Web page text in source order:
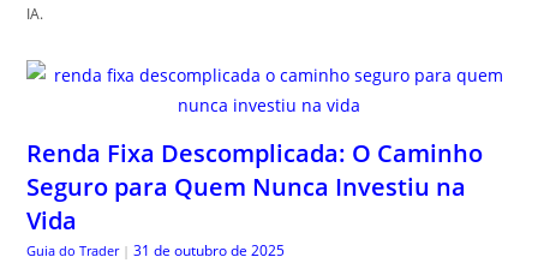
IA.
Renda Fixa Descomplicada: O Caminho
Seguro para Quem Nunca Investiu na
Vida
Guia do Trader | 31 de outubro de 2025